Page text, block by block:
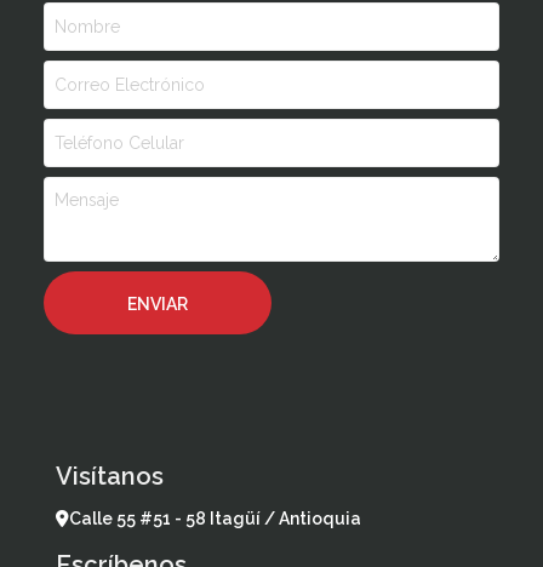
Visítanos
Calle 55 #51 - 58 Itagüí / Antioquia